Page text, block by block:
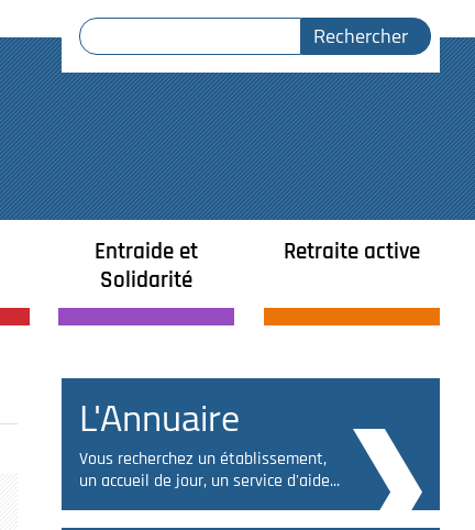
Entraide et
Solidarité
Retraite active
L'Annuaire
Vous recherchez un établissement,
un accueil de jour, un service d'aide...